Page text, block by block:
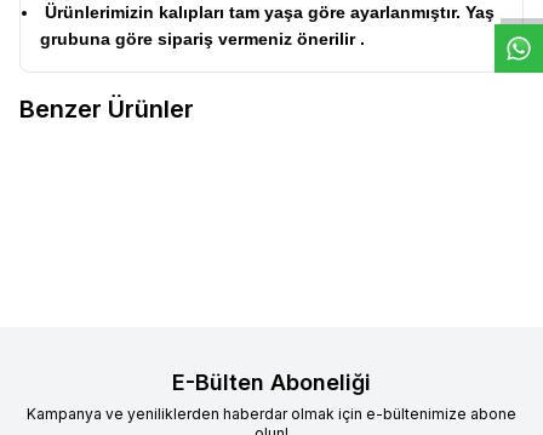
Ürünlerimizin kalıpları tam yaşa göre ayarlanmıştır. Yaş
grubuna göre sipariş vermeniz önerilir .
Benzer Ürünler
E-Bülten Aboneliği
Kampanya ve yeniliklerden haberdar olmak için e-bültenimize abone